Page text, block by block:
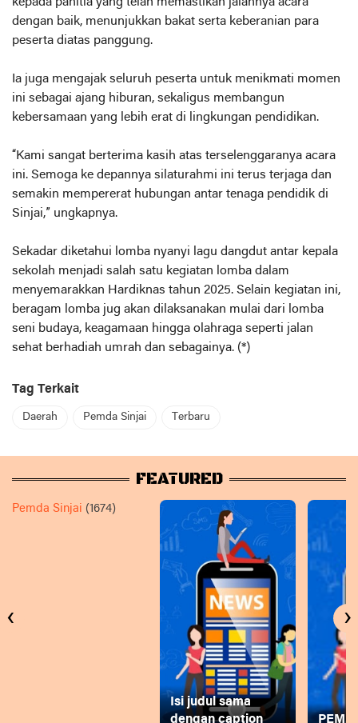
dengan baik, menunjukkan bakat serta keberanian para
peserta diatas panggung.
Ia juga mengajak seluruh peserta untuk menikmati momen
ini sebagai ajang hiburan, sekaligus membangun
kebersamaan yang lebih erat di lingkungan pendidikan.
“Kami sangat berterima kasih atas terselenggaranya acara
ini. Semoga ke depannya silaturahmi ini terus terjaga dan
semakin mempererat hubungan antar tenaga pendidik di
Sinjai,” ungkapnya.
Sekadar diketahui lomba nyanyi lagu dangdut antar kepala
sekolah menjadi salah satu kegiatan lomba dalam
menyemarakkan Hardiknas tahun 2025. Selain kegiatan ini,
beragam lomba jug akan dilaksanakan mulai dari lomba
seni budaya, keagamaan hingga olahraga seperti jalan
sehat berhadiah umrah dan sebagainya. (*)
Tag Terkait
Daerah Pemda Sinjai Terbaru
FEATURED
Pemda Sinjai (1674)
Isi judul sama
dengan caption
‹ ›